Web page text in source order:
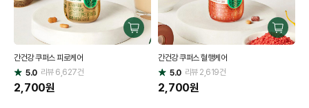
구
매
간건강 쿠퍼스 피로케어
별
점
5.0 리뷰6,627건
2,700원
구
매
간건강 쿠퍼스 혈행케어
별
점
5.0 리뷰2,619건
2,700원